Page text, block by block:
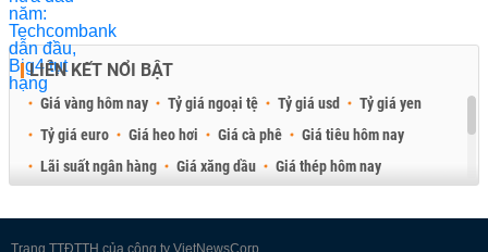
LIÊN KẾT NỔI BẬT
Giá vàng hôm nay Tỷ giá ngoại tệ Tỷ giá usd
Tỷ giá yen
Tỷ giá euro
Giá heo hơi Giá cà phê
Giá tiêu hôm nay
Lãi suất ngân hàng
Giá xăng dầu
Giá thép hôm nay
Trang TTĐTTH của công ty VietNewsCorp